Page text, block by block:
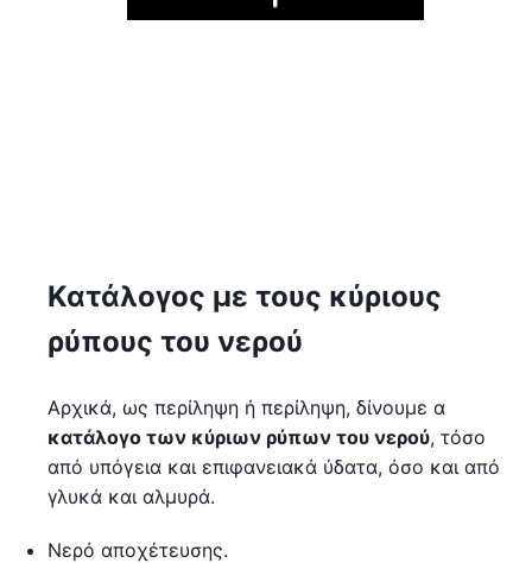
Play
Κατάλογος με τους κύριους
ρύπους του νερού
Αρχικά, ως περίληψη ή περίληψη, δίνουμε α
κατάλογο των κύριων ρύπων του νερού, τόσο
από υπόγεια και επιφανειακά ύδατα, όσο και από
γλυκά και αλμυρά.
Νερό αποχέτευσης.